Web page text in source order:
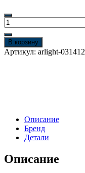
Количество
товара
Светильник
LGD-
GERA-
(BK,
deg,
(Arlight,
В корзину
Артикул: arlight-031412
Описание
Бренд
Детали
Описание